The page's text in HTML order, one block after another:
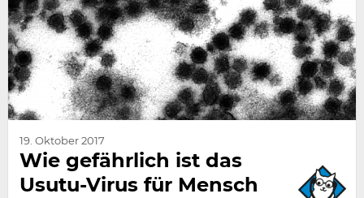
19. Oktober 2017
Wie gefährlich ist das
Usutu-Virus für Mensch